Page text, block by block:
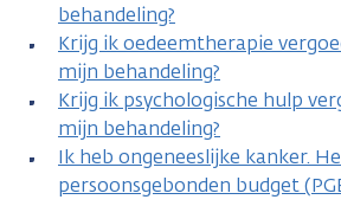
behandeling?
Krijg ik oedeemtherapie
mijn behandeling?
Krijg ik psychologische hulp
mijn behandeling?
Ik heb ongeneeslijke kanker.
persoonsgebonden budget